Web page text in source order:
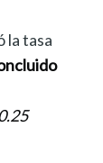
la tasa